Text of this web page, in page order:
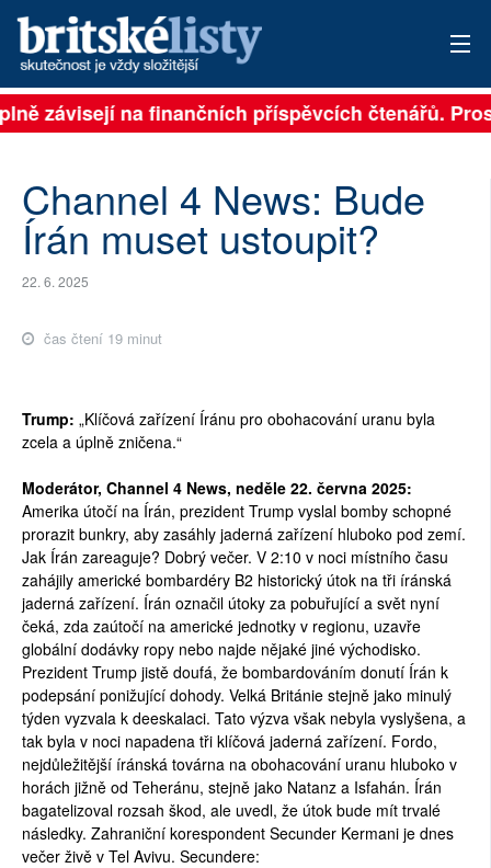
PŘIHLÁSIT
ARCHIV
AUTOŘI
SOCIÁLNÍ SÍTĚ
RUBRIKY
PLNÁ VERZE STRÁNEK
na finančních příspěvcích čtenářů.
Channel 4 News: Bude
Írán muset ustoupit?
22. 6. 2025
čas čtení 19 minut
Trump: „Klíčová zařízení Íránu pro obohacování uranu byla
zcela a úplně zničena.“
Moderátor, Channel 4 News, neděle 22. června 2025:
Amerika útočí na Írán, prezident Trump vyslal bomby schopné
prorazit bunkry, aby zasáhly jaderná zařízení hluboko pod zemí.
Jak Írán zareaguje? Dobrý večer. V 2:10 v noci místního času
zahájily americké bombardéry B2 historický útok na tři íránská
jaderná zařízení. Írán označil útoky za pobuřující a svět nyní
čeká, zda zaútočí na americké jednotky v regionu, uzavře
globální dodávky ropy nebo najde nějaké jiné východisko.
Prezident Trump jistě doufá, že bombardováním donutí Írán k
podepsání ponižující dohody. Velká Británie stejně jako minulý
týden vyzvala k deeskalaci. Tato výzva však nebyla vyslyšena, a
tak byla v noci napadena tři klíčová jaderná zařízení. Fordo,
nejdůležitější íránská továrna na obohacování uranu hluboko v
horách jižně od Teheránu, stejně jako Natanz a Isfahán. Írán
bagatelizoval rozsah škod, ale uvedl, že útok bude mít trvalé
následky. Zahraniční korespondent Secunder Kermani je dnes
večer živě v Tel Avivu. Secundere: